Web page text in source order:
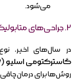
می‌شود.
۲. جراحی‌های متابولیک برای درمان چاقی مفرط
در سال‌های اخیر،
گاسترکتومی اسلیو (Sleeve Gastrectomy)